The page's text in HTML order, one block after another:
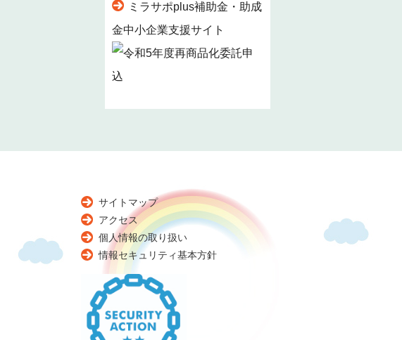
ミラサポplus補助金・助成
金中小企業支援サイト
サイトマップ
アクセス
個人情報の取り扱い
情報セキュリティ基本方針